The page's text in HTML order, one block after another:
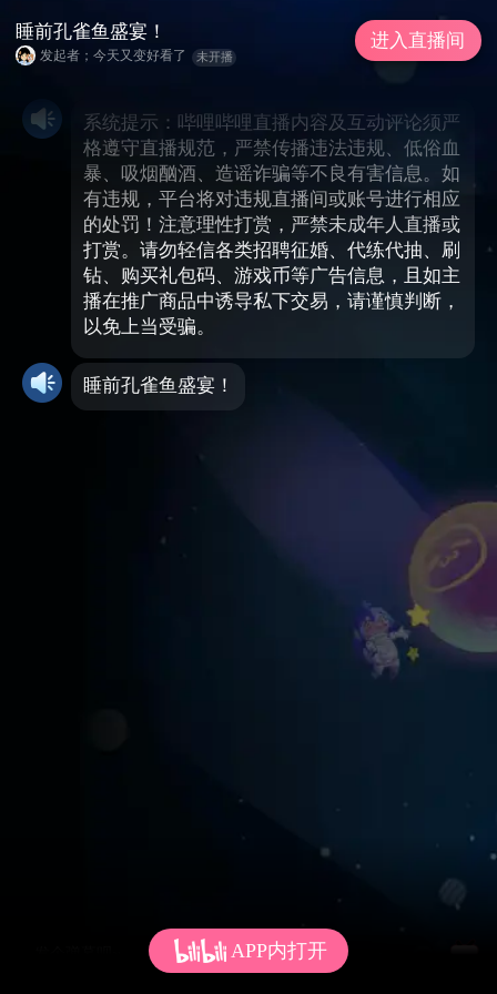
系统提示：哔哩哔哩直播内容及互动评论须严
格遵守直播规范，严禁传播违法违规、低俗血
暴、吸烟酗酒、造谣诈骗等不良有害信息。如
有违规，平台将对违规直播间或账号进行相应
的处罚！注意理性打赏，严禁未成年人直播或
打赏。请勿轻信各类招聘征婚、代练代抽、刷
钻、购买礼包码、游戏币等广告信息，且如主
播在推广商品中诱导私下交易，请谨慎判断，
以免上当受骗。
睡前孔雀鱼盛宴！
睡前孔雀鱼盛宴！
发起者；今天又变好看了 未开播
进入直播间
APP内打开